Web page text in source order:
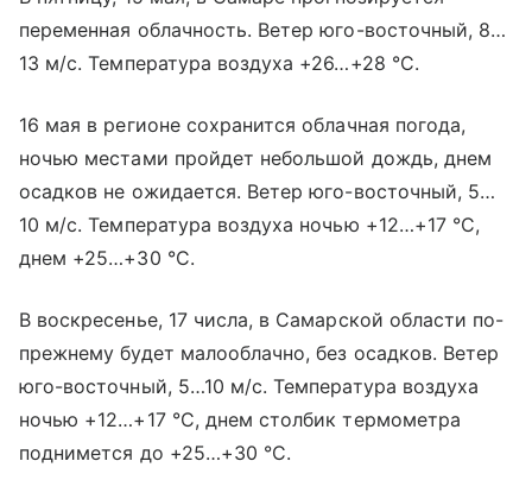
переменная облачность. Ветер юго-восточный, 8…
13 м/с. Температура воздуха +26…+28 °C.
16 мая в регионе сохранится облачная погода,
ночью местами пройдет небольшой дождь, днем
осадков не ожидается. Ветер юго-восточный, 5…
10 м/с. Температура воздуха ночью +12…+17 °C,
днем +25…+30 °C.
В воскресенье, 17 числа, в Самарской области по-
прежнему будет малооблачно, без осадков. Ветер
юго-восточный, 5…10 м/с. Температура воздуха
ночью +12…+17 °C, днем столбик термометра
поднимется до +25…+30 °C.